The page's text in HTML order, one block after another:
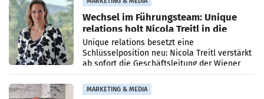
Wechsel im Führungsteam: Unique
relations holt Nicola Treitl in die
Geschäftsleitung
Unique relations besetzt eine
Schlüsselposition neu: Nicola Treitl verstärkt
ab sofort die Geschäftsleitung der Wiener
PR-Agentur an der Seite von Josef Kalina und
Anna Kalina-Mahr.
MARKETING & MEDIA